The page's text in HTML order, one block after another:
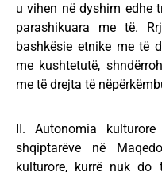
u vihen në dyshim edhe
parashikuara me të.
bashkësie etnike me të
me kushtetutë,
me të drejta të
II. Autonomia
shqiptarëve në
kulturore, kurrë nuk do